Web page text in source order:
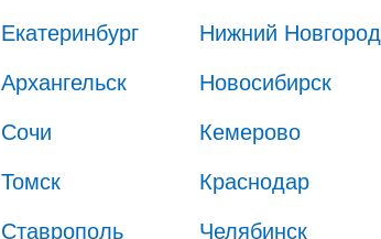
Екатеринбург Нижний Новгород
Архангельск Новосибирск
Сочи Кемерово
Томск Краснодар
Ставрополь Челябинск